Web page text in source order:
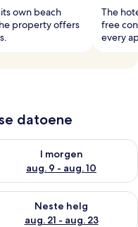
own beach
property offers
The
free
every
datoene
8 - aug. 9
I morgen
aug. 9 - aug. 10
tilgjengelighet for i
aug. 14 - aug. 16
Neste helg
aug. 21 - aug. 23
tilgjengelighet for